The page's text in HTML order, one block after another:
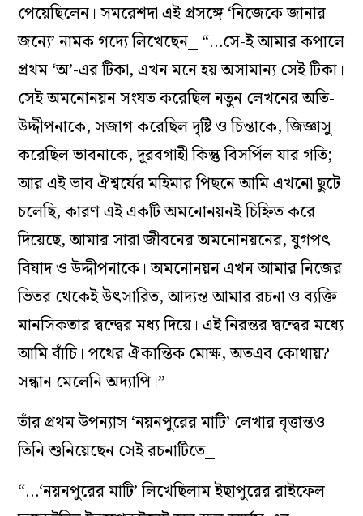
পেয়েছিলেন। সমরেশদা এই প্রসঙ্গে ‘নিজেকে জানার
জন্যে’ নামক গদ্যে লিখেছেন⎯ “…সে-ই আমার কপালে
প্রথম ‘অ’-এর টিকা, এখন মনে হয় অসামান্য সেই টিকা।
সেই অমনোনয়ন সংযত করেছিল নতুন লেখনের অতি-
উদ্দীপনাকে, সজাগ করেছিল দৃষ্টি ও চিন্তাকে, জিজ্ঞাসু
করেছিল ভাবনাকে, দূরবগাহী কিন্তু বিসর্পিল যার গতি;
আর এই ভাব ঐশ্বর্যের মহিমার পিছনে আমি এখনো ছুটে
চলেছি, কারণ এই একটি অমনোনয়নই চিহ্নিত করে
দিয়েছে, আমার সারা জীবনের অমনোনয়নের, যুগপৎ
বিষাদ ও উদ্দীপনাকে। অমনোনয়ন এখন আমার নিজের
ভিতর থেকেই উৎসারিত, আদ্যন্ত আমার রচনা ও ব্যক্তি
মানসিকতার দ্বন্দ্বের মধ্য দিয়ে। এই নিরন্তর দ্বন্দ্বের মধ্যে
আমি বাঁচি। পথের ঐকান্তিক মোক্ষ, অতএব কোথায়?
সন্ধান মেলেনি অদ্যাপি।”
তাঁর প্রথম উপন্যাস ‘নয়নপুরের মাটি’ লেখার বৃত্তান্তও
তিনি শুনিয়েছেন সেই রচনাটিতে⎯
“…‘নয়নপুরের মাটি’ লিখেছিলাম ইছাপুরের রাইফেল